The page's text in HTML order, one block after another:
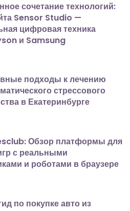
сочетание технологий:
Sensor Studio —
цифровая техника
и Samsung
подходы к лечению
стрессового
в Екатеринбурге
Обзор платформы для
с реальными
и роботами в браузере
по покупке авто из